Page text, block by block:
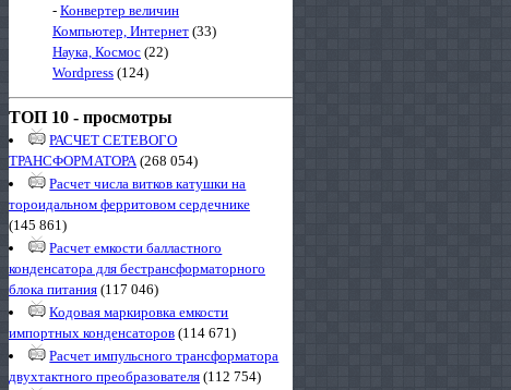
- Конвертер величин
Компьютер, Интернет (33)
Наука, Космос (22)
Wordpress (124)
ТОП 10 - просмотры
РАСЧЕТ СЕТЕВОГО
ТРАНСФОРМАТОРА(268 054)
Расчет числа витков катушки на
тороидальном ферритовом сердечнике
(145 861)
Расчет емкости балластного
конденсатора для бестрансформаторного
блока питания (117 046)
Кодовая маркировка емкости
импортных конденсаторов (114 671)
Расчет импульсного трансформатора
двухтактного преобразователя (112 754)